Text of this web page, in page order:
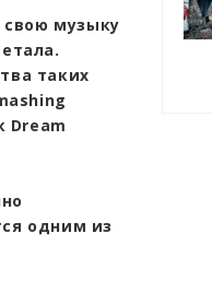
свою музыку
таких
Dream
одним из